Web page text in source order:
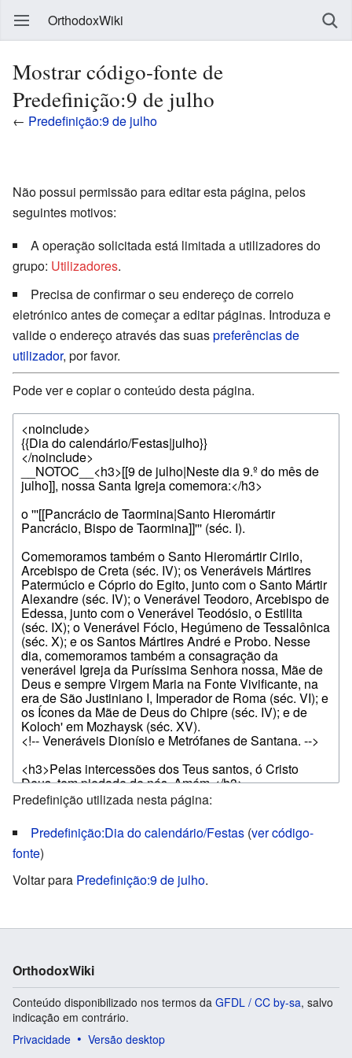
OrthodoxWiki
Mostrar código-fonte de
Predefinição:9 de julho
← Predefinição:9 de julho
Não possui permissão para editar esta página, pelos
seguintes motivos:
A operação solicitada está limitada a utilizadores do
grupo: Utilizadores.
Precisa de confirmar o seu endereço de correio
eletrónico antes de começar a editar páginas. Introduza e
valide o endereço através das suaspreferências de
utilizador, por favor.
Pode ver e copiar o conteúdo desta página.
Predefinição utilizada nesta página:
Predefinição:Dia do calendário/Festas (ver código-
fonte)
Voltar para Predefinição:9 de julho.
OrthodoxWiki
Conteúdo disponibilizado nos termos da GFDL / CC by-sa, salvo
indicação em contrário.
Privacidade
Versão desktop